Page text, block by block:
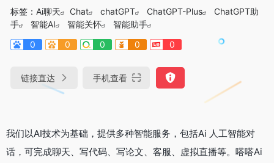
标签： Ai聊天 Chat chatGPT ChatGPT-Plus
ChatGPT助
手
智能AI 智能关怀
智能助手
0
0 0 0 0
链接直达 手机查看
我们以AI技术为基础，提供多种智能服务，包括Ai 人工智能对
话，可完成聊天、写代码、写论文、客服、虚拟直播等。嗒嗒Ai